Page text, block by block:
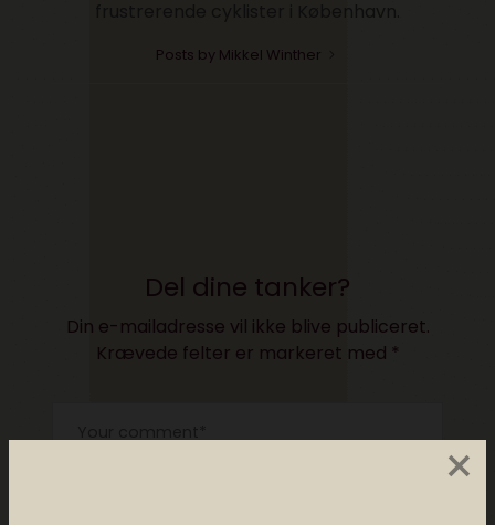
×
Posts by Mikkel Winther
Del dine tanker?
Din e-mailadresse vil ikke blive publiceret.
Krævede felter er markeret med *